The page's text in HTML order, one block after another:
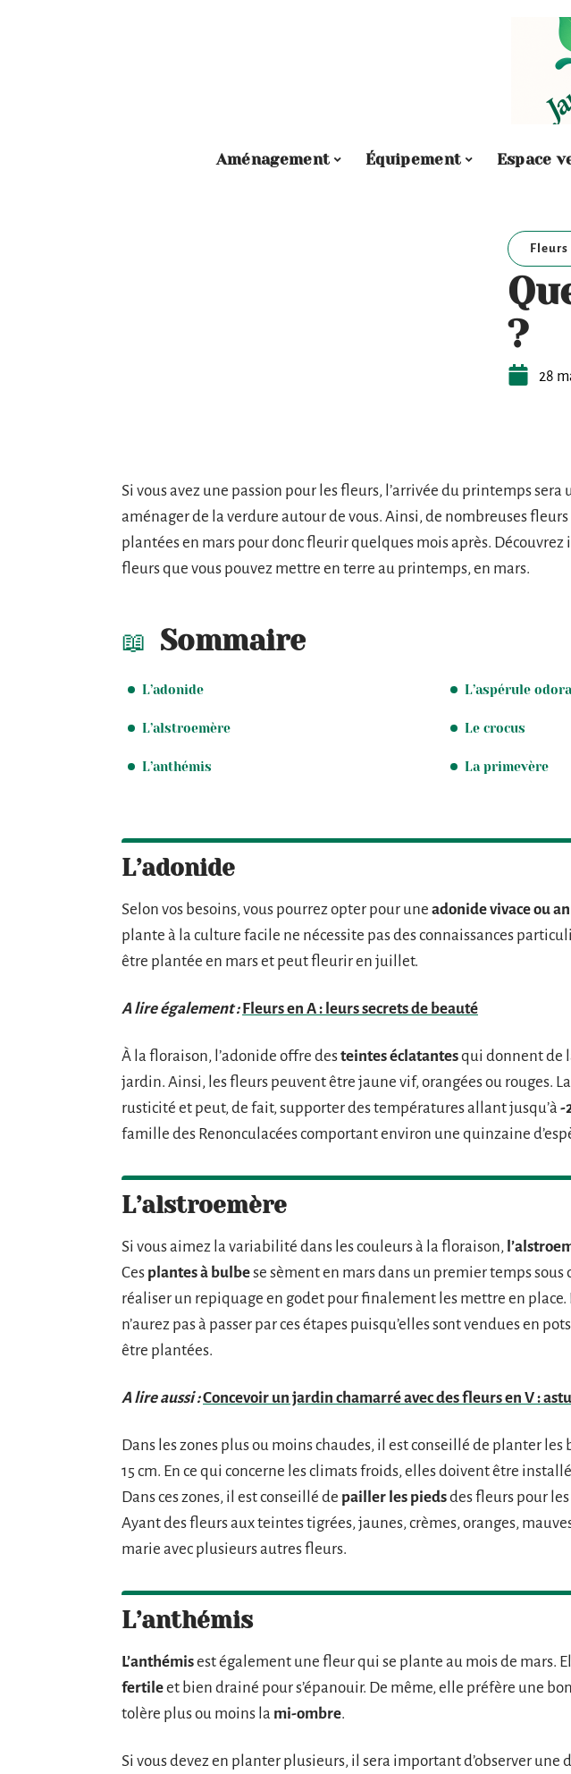
Aménagement Équipement Espace
Fleurs
?
28
Si vous avez une passion pour les fleurs, l’arrivée du printemps
aménager de la verdure autour de vous. Ainsi, de nombreuses
plantées en mars pour donc fleurir quelques mois après. Découvrez
fleurs que vous pouvez mettre en terre au printemps, en mars.
Sommaire
L’adonide
L’alstroemère
L’anthémis
L’aspérule
Le crocus
La primevère
L’adonide
Selon vos besoins, vous pourrez opter pour une adonide vivace ou
plante à la culture facile ne nécessite pas des connaissances
être plantée en mars et peut fleurir en juillet.
A lire également : Fleurs en A : leurs secrets de beauté
À la floraison, l’adonide offre desteintes éclatantesqui donnent de
jardin. Ainsi, les fleurs peuvent être jaune vif, orangées ou rouges.
rusticité et peut, de fait, supporter des températures allant jusqu’à -
famille des Renonculacées comportant environ une quinzaine
L’alstroemère
Si vous aimez la variabilité dans les couleurs à la floraison,
Ces plantes à bulbese sèment en mars dans un premier temps sous
réaliser un repiquage en godet pour finalement les mettre en place.
n’aurez pas à passer par ces étapes puisqu’elles sont vendues en
être plantées.
A lire aussi :Concevoir un jardin chamarré avec des fleurs en V :
Dans les zones plus ou moins chaudes, il est conseillé de planter
15 cm. En ce qui concerne les climats froids, elles doivent être
Dans ces zones, il est conseillé de pailler les piedsdes fleurs pour
Ayant des fleurs aux teintes tigrées, jaunes, crèmes, oranges,
marie avec plusieurs autres fleurs.
L’anthémis
L’anthémisest également une fleur qui se plante au mois de mars.
fertileet bien drainé pour s’épanouir. De même, elle préfère une
tolère plus ou moins la mi-ombre.
Si vous devez en planter plusieurs, il sera important d’observer une